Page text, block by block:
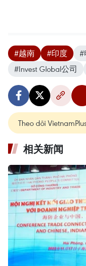
#越南 #印度 #
#Invest Global公司
Theo dõi
相关新闻